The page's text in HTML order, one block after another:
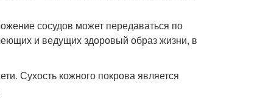
сосудов может передаваться по
и ведущих здоровый образ жизни, в
Сухость кожного покрова является